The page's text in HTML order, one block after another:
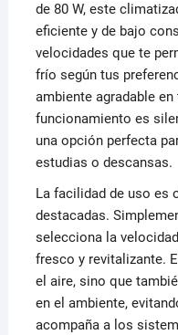
de 80 W, este
eficiente y de bajo
velocidades que te
frío según tus
ambiente agradable
funcionamiento es
una opción perfecta
estudias o descansas.
La facilidad de uso es
destacadas.
selecciona la
fresco y revitalizante.
el aire, sino que
en el ambiente,
acompaña a los